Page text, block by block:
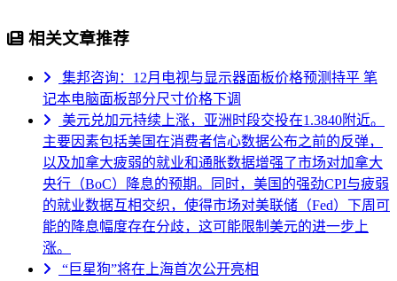
相关文章推荐
集邦咨询：12月电视与显示器面板价格预测持平 笔
记本电脑面板部分尺寸价格下调
美元兑加元持续上涨，亚洲时段交投在1.3840附近。
主要因素包括美国在消费者信心数据公布之前的反弹，
以及加拿大疲弱的就业和通胀数据增强了市场对加拿大
央行（BoC）降息的预期。同时，美国的强劲CPI与疲弱
的就业数据互相交织，使得市场对美联储（Fed）下周可
能的降息幅度存在分歧，这可能限制美元的进一步上
涨。
“巨星狗”将在上海首次公开亮相